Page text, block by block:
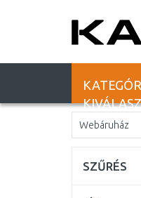
Webáruház
SZŰRÉS